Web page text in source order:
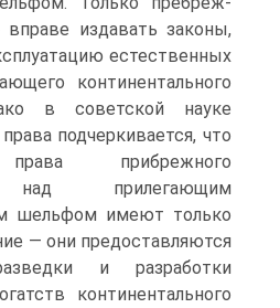
вправе издавать законы,
естественных
континентального
в советской науке
подчеркивается, что
прибрежного
над прилегающим
шельфом имеют только
— они предоставляются
и разработки
континентального